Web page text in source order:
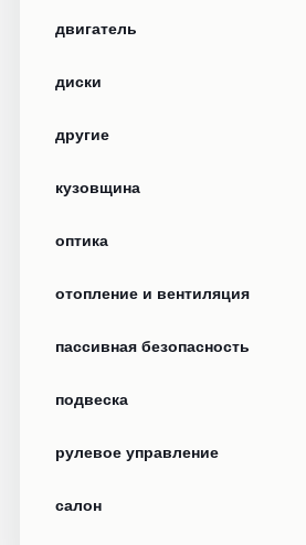
двигатель
диски
другие
кузовщина
оптика
отопление и вентиляция
пассивная безопасность
подвеска
рулевое управление
салон